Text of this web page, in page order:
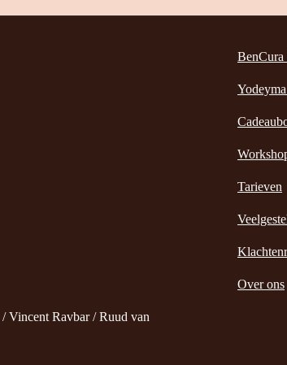
/ Vincent Ravbar / Ruud van
BenCura
Tarieven
Over ons